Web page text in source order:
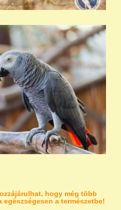
hogy még több
egészségesen a természetbe!